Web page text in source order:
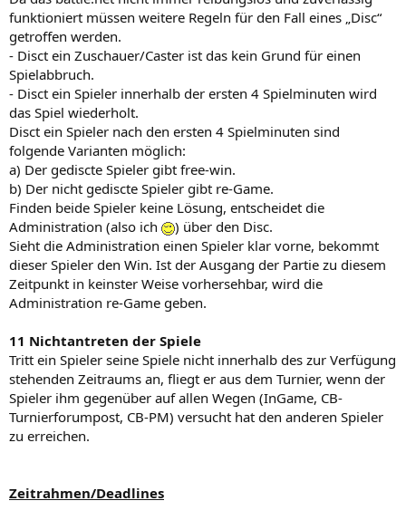
funktioniert müssen weitere Regeln für den Fall eines „Disc“
getroffen werden.
- Disct ein Zuschauer/Caster ist das kein Grund für einen
Spielabbruch.
- Disct ein Spieler innerhalb der ersten 4 Spielminuten wird
das Spiel wiederholt.
Disct ein Spieler nach den ersten 4 Spielminuten sind
folgende Varianten möglich:
a) Der gediscte Spieler gibt free-win.
b) Der nicht gediscte Spieler gibt re-Game.
Finden beide Spieler keine Lösung, entscheidet die
Administration (also ich
) über den Disc.
Sieht die Administration einen Spieler klar vorne, bekommt
dieser Spieler den Win. Ist der Ausgang der Partie zu diesem
Zeitpunkt in keinster Weise vorhersehbar, wird die
Administration re-Game geben.
11 Nichtantreten der Spiele
Tritt ein Spieler seine Spiele nicht innerhalb des zur Verfügung
stehenden Zeitraums an, fliegt er aus dem Turnier, wenn der
Spieler ihm gegenüber auf allen Wegen (InGame, CB-
Turnierforumpost, CB-PM) versucht hat den anderen Spieler
zu erreichen.
Zeitrahmen/Deadlines